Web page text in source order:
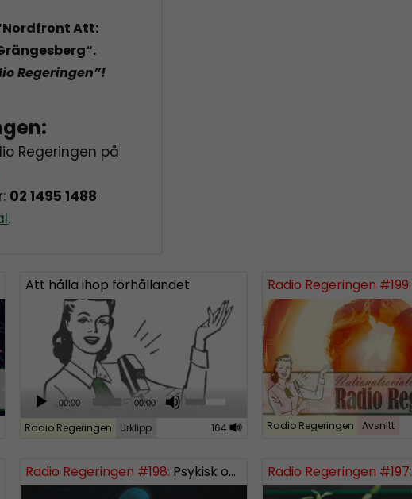
Att:
“.
Regeringen”!
Regeringen på
02 1495 1488
.
Att hålla ihop förhållandet
d
o
00:00 00:00
s
p
Radio Regeringen Urklipp 164
Radio Regeringen #199:
Radio Regeringen Avsnitt
Radio Regeringen #198: Psykisk ohälsa Radio Regeringen #197: